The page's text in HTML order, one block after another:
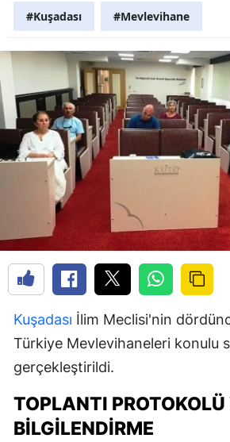
#Kuşadası #Mevlevihane
Kuşadası İlim Meclisi'nin
Türkiye Mevlevihaneleri konulu
gerçekleştirildi.
TOPLANTI PROTOKOLÜ
BILGILENDIRME